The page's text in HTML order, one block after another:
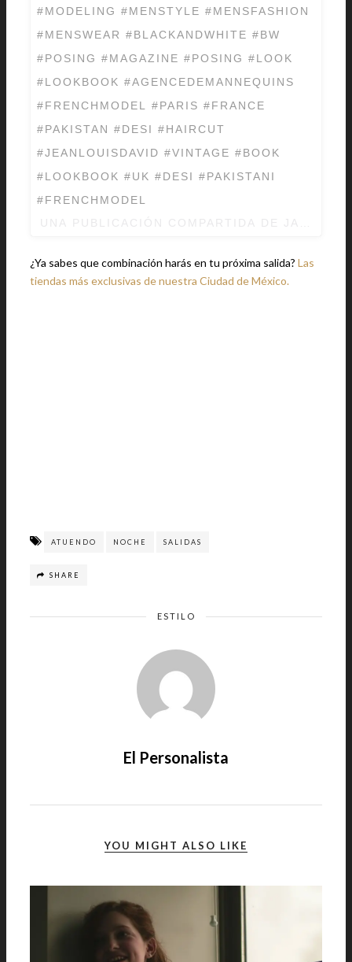
#MODELING #MENSTYLE #MENSFASHION
#MENSWEAR #BLACKANDWHITE #BW
#POSING #MAGAZINE #POSING #LOOK
#LOOKBOOK #AGENCEDEMANNEQUINS
#FRENCHMODEL #PARIS #FRANCE
#PAKISTAN #DESI #HAIRCUT
#JEANLOUISDAVID #VINTAGE #BOOK
#LOOKBOOK #UK #DESI #PAKISTANI
#FRENCHMODEL
¿Ya sabes que combinación harás en tu próxima salida? Las
tiendas más exclusivas de nuestra Ciudad de México.
ATUENDO NOCHE SALIDAS
SHARE
ESTILO
El Personalista
YOU MIGHT ALSO LIKE